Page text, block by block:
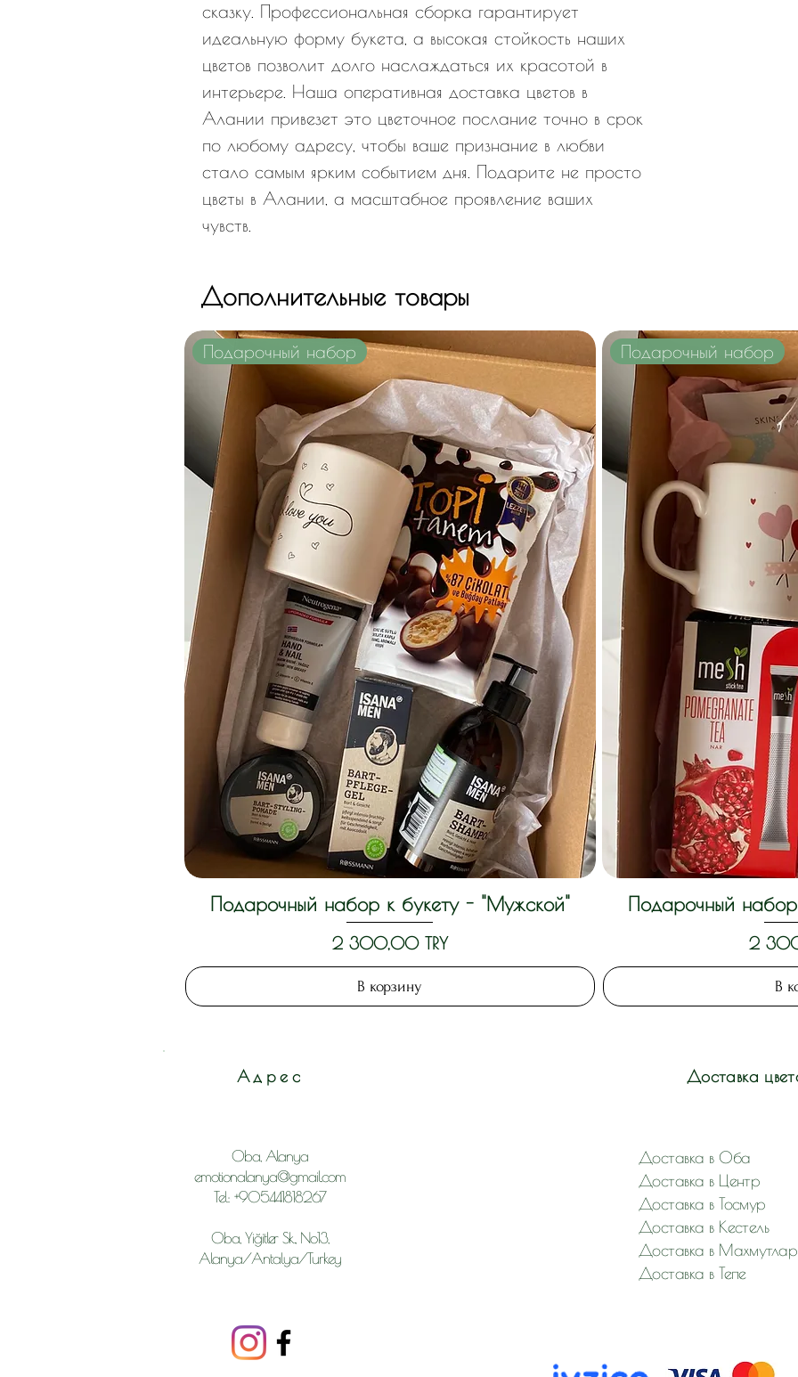
сказку. Профессиональная сборка гарантирует
идеальную форму букета, а высокая стойкость наших
цветов позволит долго наслаждаться их красотой в
интерьере. Наша оперативная доставка цветов в
Алании привезет это цветочное послание точно в срок
по любому адресу, чтобы ваше признание в любви
стало самым ярким событием дня. Подарите не просто
цветы в Алании, а масштабное проявление ваших
чувств.
Дополнительные товары
Быстрый просмотр
Подарочный набор
Подарочный набор к букету - "Мужской"
Цена
2 300,00 TRY
В корзину
Подарочный набор
Подарочный
Цена
2
В
Адрес
Oba, Alanya
emotionalanya@gmail.com
Tel: +905441818267
Oba, Yiğitler Sk., No13,
Alanya/Antalya/Turkey
Доставка
Доставка в Оба
Доставка в Центр
Доставка в Тосмур
Доставка в Кестель
Доставка в Махмутлар
Доставка в Тепе